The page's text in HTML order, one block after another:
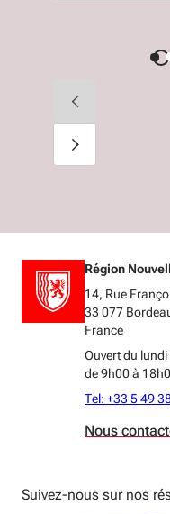
Région
14, Rue
33 077
France
Ouvert du
de 9h00 à
Tel: +33 5 49
Nous
Suivez-nous sur nos